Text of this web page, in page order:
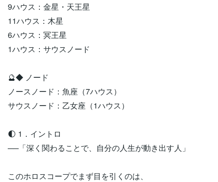
9ハウス：金星・天王星
11ハウス：木星
6ハウス：冥王星
1ハウス：サウスノード
🔮◆ ノード
ノースノード：魚座（7ハウス）
サウスノード：乙女座（1ハウス）
🌓 1．イントロ
──「深く関わることで、自分の人生が動き出す人」
このホロスコープでまず目を引くのは、